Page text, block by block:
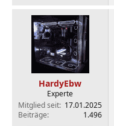
HardyEbw
Experte
Mitglied seit 17.01.2025
Beiträge
1.496